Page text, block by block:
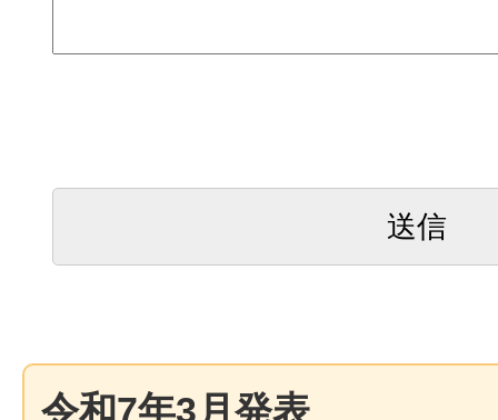
令和7年3月発表